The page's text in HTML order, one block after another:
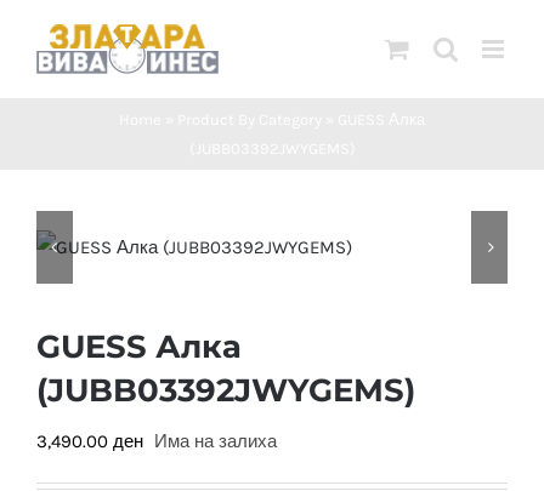
GUESS Алка
(JUBB03392JWYGEMS)
3,490.00 ден Има на залиха